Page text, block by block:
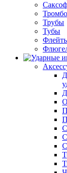
Трубы
Тубы